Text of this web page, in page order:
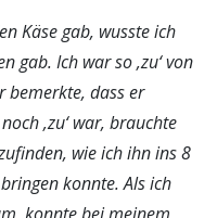
Käse gab, wusste ich
gab. Ich war so ‚zu‘ von
bemerkte, dass er
‚zu‘ war, brauchte
wie ich ihn ins 8
konnte. Als ich